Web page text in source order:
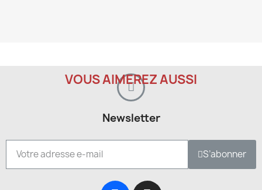
VOUS AIMEREZ AUSSI
Newsletter
S’abonner